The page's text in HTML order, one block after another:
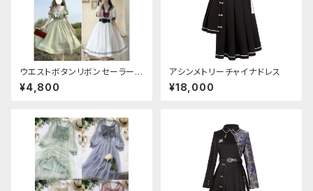
ウエストボタンリボンセーラーワ
ンピース
¥4,800
アシンメトリーチャイナドレス
¥18,000